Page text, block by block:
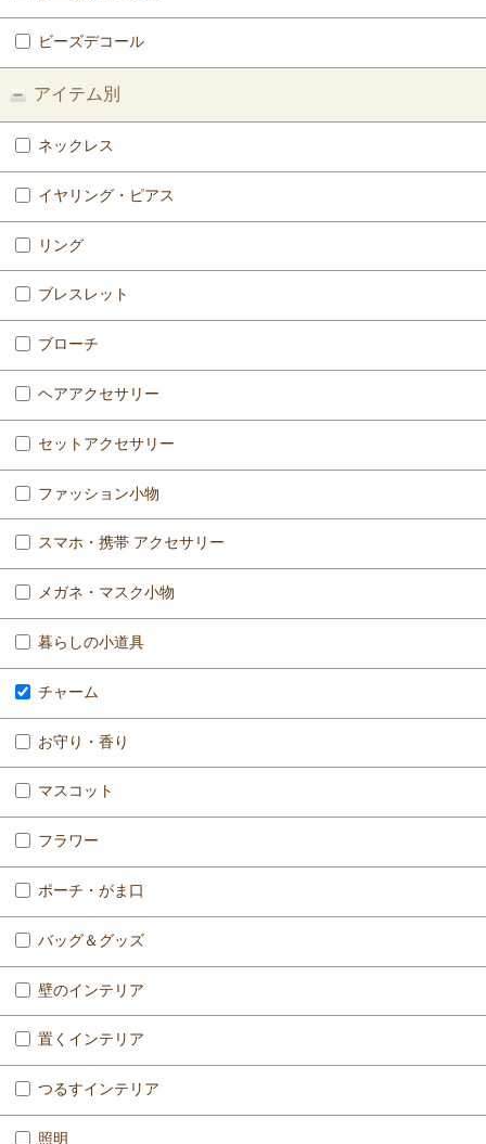
ビーズデコール
アイテム別
ネックレス
イヤリング・ピアス
リング
ブレスレット
ブローチ
ヘアアクセサリー
セットアクセサリー
ファッション小物
スマホ・携帯 アクセサリー
メガネ・マスク小物
暮らしの小道具
チャーム
お守り・香り
マスコット
フラワー
ポーチ・がま口
バッグ＆グッズ
壁のインテリア
置くインテリア
つるすインテリア
照明